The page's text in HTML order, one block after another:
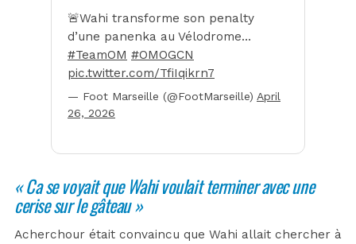
🚨Wahi transforme son penalty
d’une panenka au Vélodrome…
#TeamOM #OMOGCN
pic.twitter.com/TfiIqikrn7
— Foot Marseille (@FootMarseille) April
26, 2026
«Ca se voyait que Wahi voulait terminer avec une
cerise sur le gâteau»
Acherchour était convaincu que Wahi allait chercher à